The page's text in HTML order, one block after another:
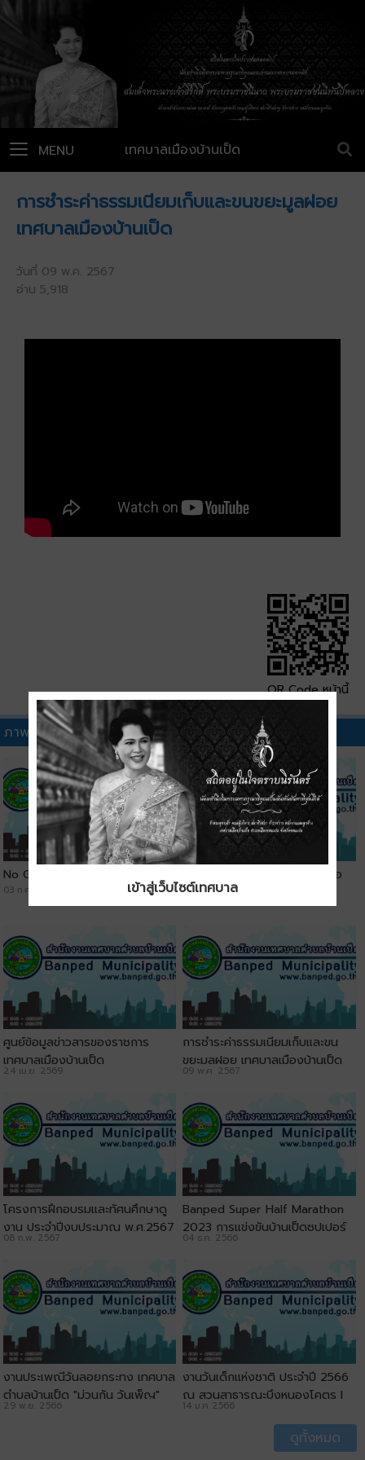
เทศบาลเมืองบ้านเป็ด
MENU
การชำระค่าธรรมเนียมเก็บและขนขยะมูลฝอย
เทศบาลเมืองบ้านเป็ด
วันที่ 09 พ.ค. 2567
อ่าน 5,918
QR Code หน้านี้
ภาพวิดีทัศน์อื่นๆ
No Gift Policy
03 ก.ค. 2569
ประชาสัมพันธ์ช่องทางการติดต่อ
เทศบาลเมืองบ้านเป็ด
29 พ.ค. 2569
ศูนย์ข้อมูลข่าวสารของราชการ
เทศบาลเมืองบ้านเป็ด
24 เม.ย. 2569
การชำระค่าธรรมเนียมเก็บและขน
ขยะมูลฝอย เทศบาลเมืองบ้านเป็ด
09 พ.ค. 2567
โครงการฝึกอบรมและทัศนศึกษาดู
งาน ประจำปีงบประมาณ พ.ศ.2567
l เทศบาลตำบลบ้านเป็ด
08 ก.พ. 2567
ฺBanped Super Half Marathon
2023 การแข่งขันบ้านเป็ดซุปเปอร์
ฮาร์ฟมาราธอน ครั้งที่ 12
04 ธ.ค. 2566
งานประเพณีวันลอยกระทง เทศบาล
ตำบลบ้านเป็ด "ม่วนกัน วันเพ็ญ"
ประจำปี 2566 ณ สวนสาธารณะบึง
29 พ.ย. 2566
งานวันเด็กแห่งชาติ ประจำปี 2566
ณ สวนสาธารณะบึงหนองโคตร l
เทศบาลตำบลบ้านเป็ด
14 ม.ค 2566
ดูทั้งหมด
เข้าสู่เว็บไซต์เทศบาล